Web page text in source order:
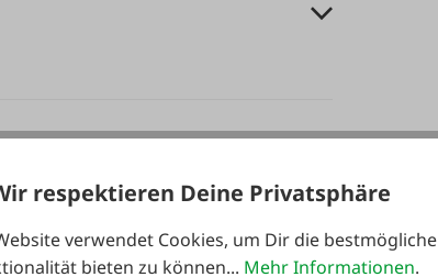
respektieren Deine Privatsphäre
verwendet Cookies, um Dir die bestmögliche
bieten zu können... Mehr Informationen.